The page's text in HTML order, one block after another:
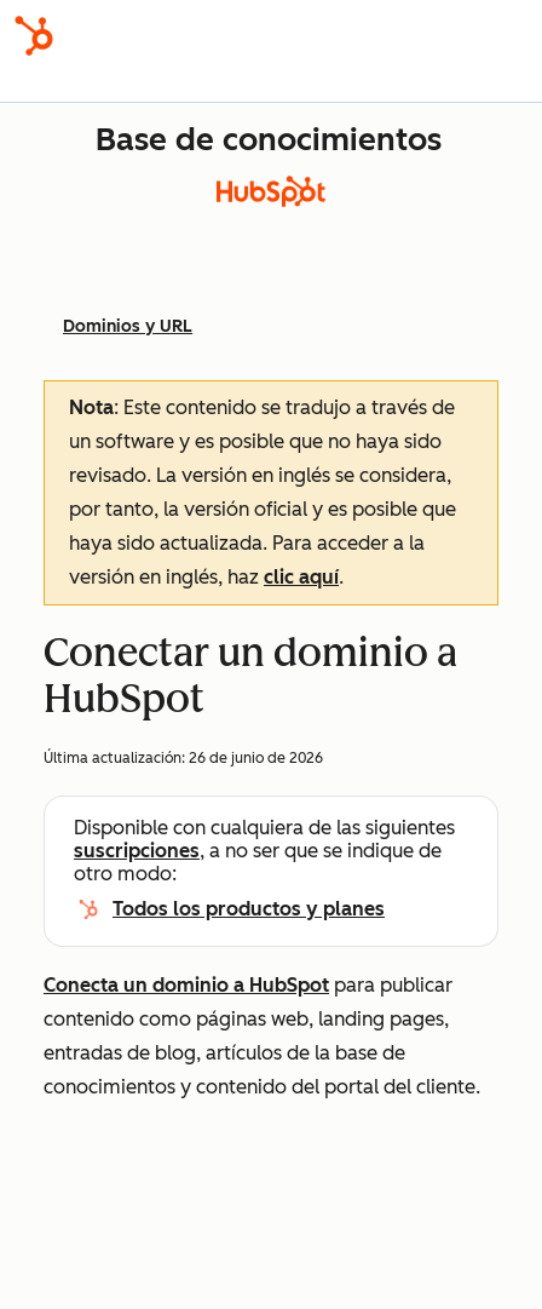
Base de conocimientos
Dominios y URL
Nota: Este contenido se tradujo a través de
un software y es posible que no haya sido
revisado. La versión en inglés se considera,
por tanto, la versión oficial y es posible que
haya sido actualizada. Para acceder a la
versión en inglés, haz clic aquí.
Conectar un dominio a
HubSpot
Última actualización: 26 de junio de 2026
Disponible con cualquiera de las siguientes
suscripciones, a no ser que se indique de
otro modo:
Todos los productos y planes
Conecta un dominio a HubSpot para publicar
contenido como páginas web, landing pages,
entradas de blog, artículos de la base de
conocimientos y contenido del portal del cliente.